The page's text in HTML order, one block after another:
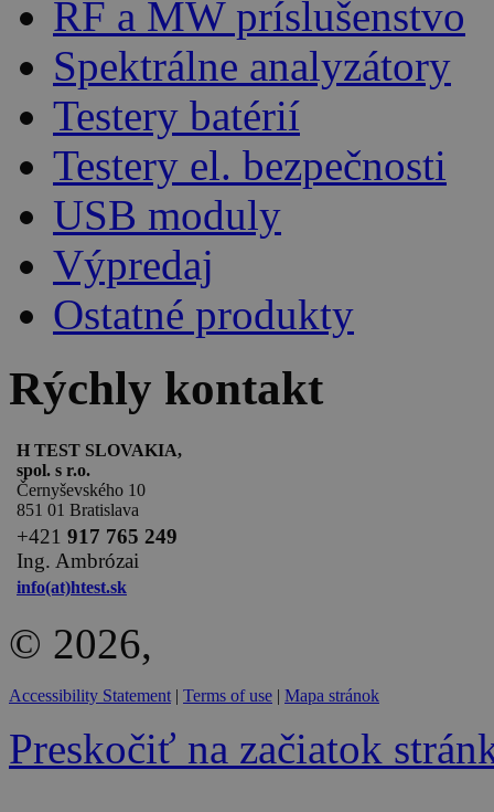
RF a MW príslušenstvo
Spektrálne analyzátory
Testery batérií
Testery el. bezpečnosti
USB moduly
Výpredaj
Ostatné produkty
Rýchly kontakt
H TEST SLOVAKIA,
spol. s r.o.
Černyševského 10
851 01 Bratislava
+421 917 765 249
Ing. Ambrózai
info(at)htest.sk
© 2026,
Accessibility Statement | Terms of use | Mapa stránok
Preskočiť na začiatok